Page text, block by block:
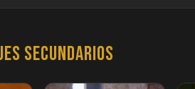
secundarios